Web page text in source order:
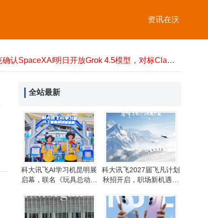
资讯在沃
Meta全新AI图像生成模型Muse Image上线，整合社交平台拓展应用新场景
CPO概念股波动大：十倍股回撤超40%，非AI百亿市值股年内创新高
中信金融资产布局湖北：新设商业管理公司 注册资本达千万
Meta全新AI图像生成模型Muse Image上线，整合社交平台拓展应用新场景
全站最新
科大讯飞AI学习机昆明展
启幕，联名《玩具总动员
旅
科大讯飞2027届飞凡计划
秋招开启，职场新机遇等